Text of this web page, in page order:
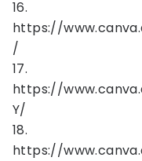
16.
https://
/
17.
https://
Y/
18.
https://